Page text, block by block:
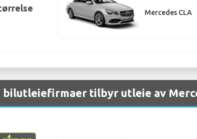
Mercedes CLA
bilutleiefirmaer tilbyr utleie av